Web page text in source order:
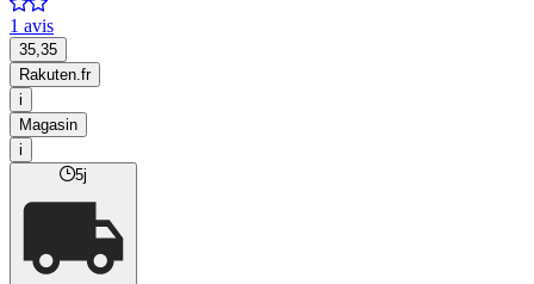
1 avis
35,35
Rakuten.fr
i
Magasin
i
5j